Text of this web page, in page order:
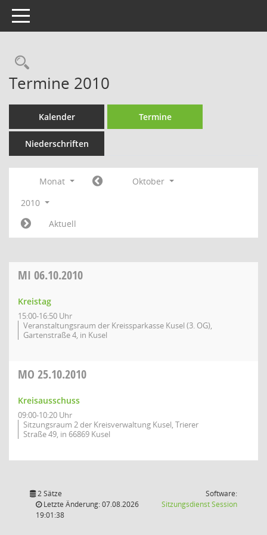
Toggle navigation
Rechercheauswahl
Termine 2010
Kalender Termine
Niederschriften
Monat
Oktober
2010
Aktuell
MI 06.10.2010
Kreistag
15:00-16:50 Uhr
Veranstaltungsraum der Kreissparkasse Kusel (3. OG),
Gartenstraße 4, in Kusel
MO 25.10.2010
Kreisausschuss
09:00-10:20 Uhr
Sitzungsraum 2 der Kreisverwaltung Kusel, Trierer
Straße 49, in 66869 Kusel
2 Sätze
Letzte Änderung: 07.08.2026
19:01:38
Software:
SitzungsdienstSession(Wird in